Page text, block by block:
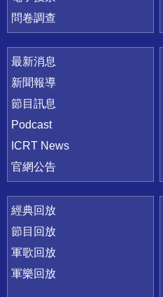
問卷調查
最新消息
新聞報導
節目訊息
Podcast
ICRT News
官網公告
經典回放
節目回放
軍歌回放
軍樂回放